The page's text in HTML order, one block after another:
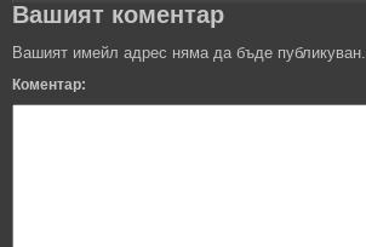
Вашият коментар
Вашият имейл адрес няма да бъде публикуван.
Коментар: